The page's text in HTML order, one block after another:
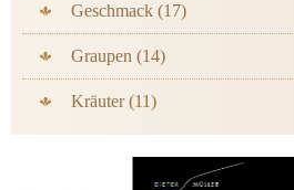
Geschmack (17)
Graupen (14)
Kräuter (11)